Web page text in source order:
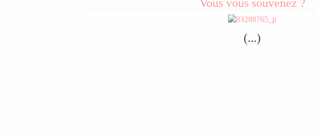
Vous vous souvenez ?
(...)